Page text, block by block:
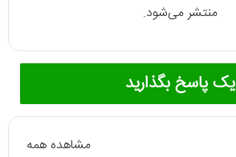
منتشر می‌شود.
یک پاسخ بگذارید
مشاهده همه